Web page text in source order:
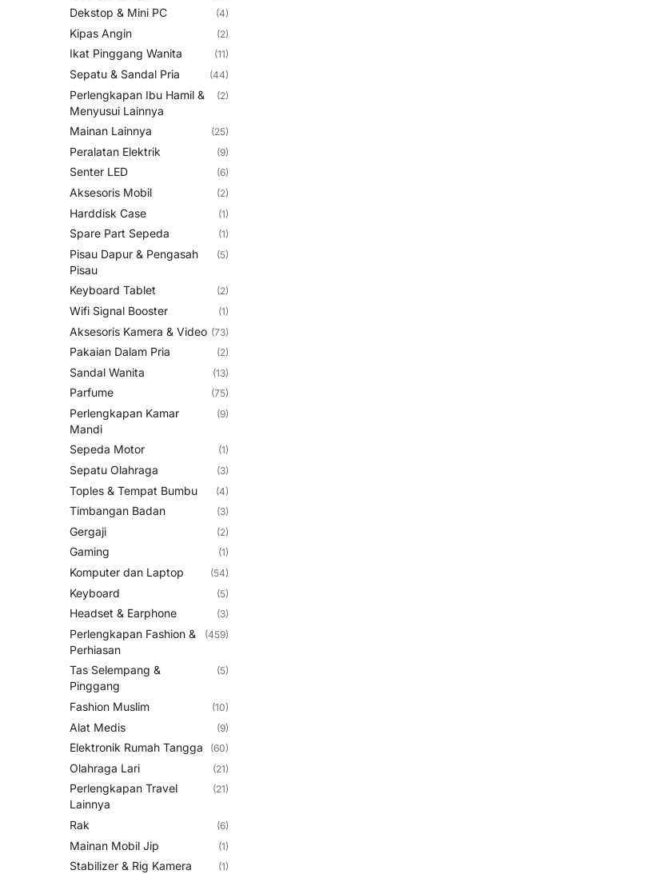
Dekstop & Mini PC (4)
Kipas Angin (2)
Ikat Pinggang Wanita (11)
Sepatu & Sandal Pria (44)
Perlengkapan Ibu Hamil &
Menyusui Lainnya
(2)
Mainan Lainnya (25)
Peralatan Elektrik (9)
Senter LED (6)
Aksesoris Mobil (2)
Harddisk Case (1)
Spare Part Sepeda (1)
Pisau Dapur & Pengasah
Pisau
(5)
Keyboard Tablet (2)
Wifi Signal Booster (1)
Aksesoris Kamera & Video (73)
Pakaian Dalam Pria (2)
Sandal Wanita (13)
Parfume (75)
Perlengkapan Kamar
Mandi
(9)
Sepeda Motor (1)
Sepatu Olahraga (3)
Toples & Tempat Bumbu (4)
Timbangan Badan (3)
Gergaji (2)
Gaming (1)
Komputer dan Laptop (54)
Keyboard (5)
Headset & Earphone (3)
Perlengkapan Fashion &
Perhiasan
(459)
Tas Selempang &
Pinggang
(5)
Fashion Muslim (10)
Alat Medis (9)
Elektronik Rumah Tangga (60)
Olahraga Lari (21)
Perlengkapan Travel
Lainnya
(21)
Rak (6)
Mainan Mobil Jip (1)
Stabilizer & Rig Kamera (1)